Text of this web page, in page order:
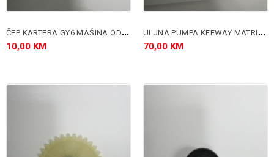
Č
EP KARTERA GY6 MAŠINA OD 50-150 CC
10,00 KM
U
LJNA PUMPA KEEWAY MATRIX I F-ACT 50 CC 2T
70,00 KM